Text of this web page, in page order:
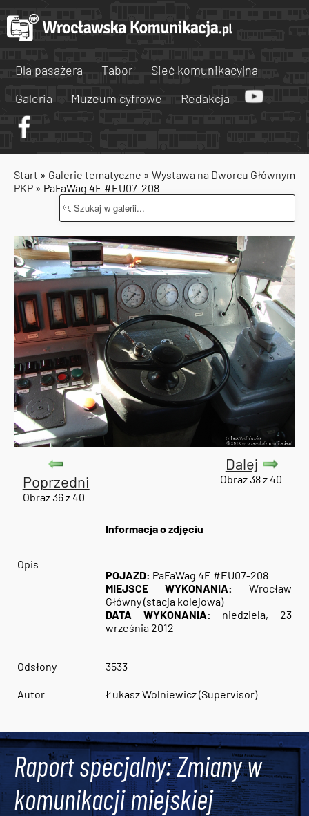
Dla pasażera Tabor
Sieć komunikacyjna
Galeria
Muzeum cyfrowe Redakcja
Start » Galerie tematyczne » Wystawa na Dworcu Głównym
PKP » PaFaWag 4E #EU07-208
Poprzedni
Obraz 36 z 40
Dalej
Obraz 38 z 40
Informacja o zdjęciu
Opis
POJAZD: PaFaWag 4E #EU07-208
MIEJSCE WYKONANIA:
Wrocław
Główny (stacja kolejowa)
DATA WYKONANIA: niedziela, 23
września 2012
Odsłony 3533
Autor Łukasz Wolniewicz (Supervisor)
Raport specjalny: Zmiany w
komunikacji miejskiej